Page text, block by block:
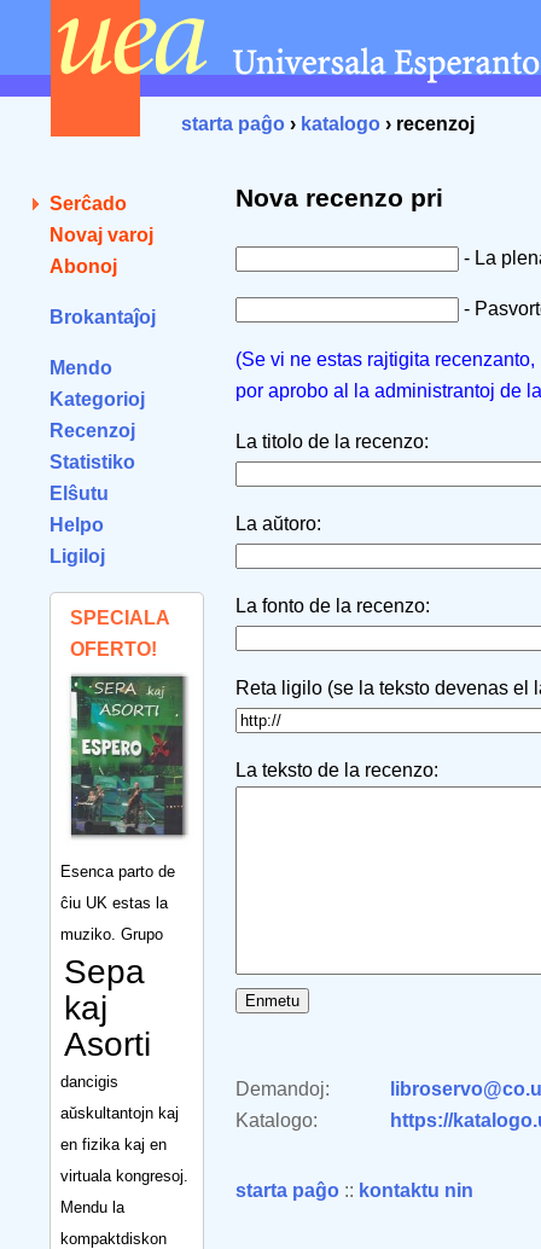
starta paĝo › katalogo › recenzoj
Serĉado
Novaj varoj
Abonoj
Brokantaĵoj
Mendo
Kategorioj
Recenzoj
Statistiko
Elŝutu
Helpo
Ligiloj
SPECIALA
OFERTO!
Esenca parto de
ĉiu UK estas la
muziko. Grupo
Sepa
kaj
Asorti
dancigis
aŭskultantojn kaj
en fizika kaj en
virtuala kongresoj.
Mendu la
kompaktdiskon
Nova recenzo pri
- La
-
(Se vi ne estas rajtigita
por aprobo al la administrantoj de
La titolo de la recenzo:
La aŭtoro:
La fonto de la recenzo:
Reta ligilo (se la teksto devenas el
La teksto de la recenzo:
Demandoj:
Katalogo:
https://
starta paĝo :: kontaktu nin